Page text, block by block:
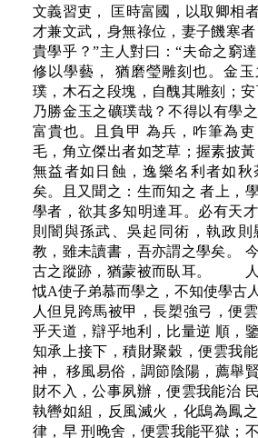
文義習吏， 匡時富國，以取卿相
才兼文武，身無祿位，妻子饑寒
貴學乎？”主人對曰：“夫命之窮
修以學藝， 猶磨瑩雕刻也。金
璞，木石之段塊，自醜其雕刻；安
乃勝金玉之礦璞哉？不得以有學
富貴也。且負甲 為兵，咋筆為
毛，角立傑出者如芝草；握素披
無益者如日蝕，逸樂名利者如
矣。且又聞之：生而知之 者上，
學者，欲其多知明達耳。必有天
則闇與孫武、吳起同術，執政則
教，雖未讀書，吾亦謂之學矣。
古之蹤跡，猶蒙被而臥耳。 人
怴A使子弟慕而學之，不知使學古
人但見跨馬被甲，長槊強弓，便
乎天道，辯乎地利，比量逆 順，
知承上接下，積財聚穀，便雲我
神， 移風易俗，調節陰陽，薦舉
財不入，公事夙辦，便雲我能治
執轡如組，反風滅火，化鴟為鳳
律，早 刑晚舍，便雲我能平獄；